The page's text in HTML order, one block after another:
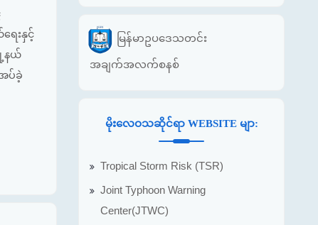
ေးနှင့်
ြို့နယ်
ပ်ခဲ့
မြန်မာဥပဒေသတင်း
အချက်အလက်စနစ်
မိုးလေဝသဆိုင်ရာ WEBSITE မျာ:
Tropical Storm Risk (TSR)
Joint Typhoon Warning
Center(JTWC)